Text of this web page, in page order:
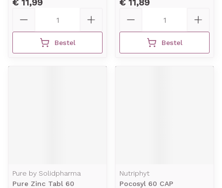
€ 11,99
Bestel
€ 11,89
Bestel
Pure by Solidpharma
Pure Zinc Tabl 60
Nutriphyt
Pocosyl 60 CAP